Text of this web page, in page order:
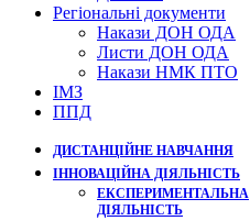
Регіональні документи
Накази ДОН ОДА
Листи ДОН ОДА
Накази НМК ПТО
ІМЗ
ППД
ДИСТАНЦІЙНЕ НАВЧАННЯ
ІННОВАЦІЙНА ДІЯЛЬНІСТЬ
ЕКСПЕРИМЕНТАЛЬНА
ДІЯЛЬНІСТЬ